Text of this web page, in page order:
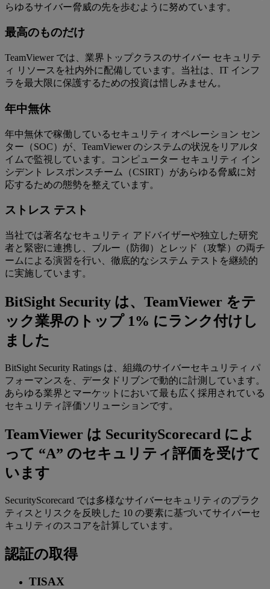
らゆるサイバー脅威の先を歩むように努めています。
最高のものだけ
TeamViewer では、業界トップクラスのサイバー セキュリテ
ィ リソースを社内外に配備しています。当社は、IT インフ
ラを最大限に保護するための投資は惜しみません。
年中無休
年中無休で稼働しているセキュリティ オペレーション セン
ター（SOC）が、TeamViewer のシステムの状況をリアルタ
イムで監視しています。コンピューター セキュリティ イン
シデント レスポンスチーム（CSIRT）があらゆる脅威に対
応するための態勢を整えています。
ストレス テスト
当社では著名なセキュリティ アドバイザーや独立した研究
者と緊密に連携し、ブルー（防御）とレッド（攻撃）の両チ
ームによる演習を行い、徹底的なシステム テストを継続的
に実施しています。
BitSight Security は、TeamViewer をテ
ック業界のトップ 1% にランク付けし
ました
BitSight Security Ratings は、組織のサイバーセキュリティ パ
フォーマンスを、データドリブンで動的に計測しています。
あらゆる業界とマーケットにおいて最も広く採用されている
セキュリティ評価ソリューションです。
TeamViewer は SecurityScorecard によ
って “A” のセキュリティ評価を受けて
います
SecurityScorecard では多様なサイバーセキュリティのプラク
ティスとリスクを反映した 10 の要素に基づいてサイバーセ
キュリティのスコアを計算しています。
認証の取得
TISAX